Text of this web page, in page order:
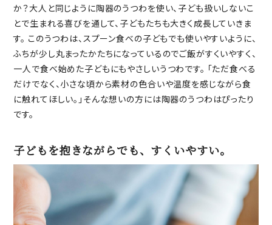
か？大人と同じように陶器のうつわを使い、子ども扱いしないこ
とで生まれる喜びを通して、子どもたちも大きく成長していきま
す。 このうつわは、スプーン食べの子どもでも使いやすいように、
ふちが少し丸まったかたちになっているのでご飯がすくいやすく、
一人で食べ始めた子どもにもやさしいうつわです。 「ただ食べる
だけでなく、小さな頃から素材の色合いや温度を感じながら食
に触れてほしい。」そんな想いの方には陶器のうつわはぴったり
です。
子どもを抱きながらでも、すくいやすい。